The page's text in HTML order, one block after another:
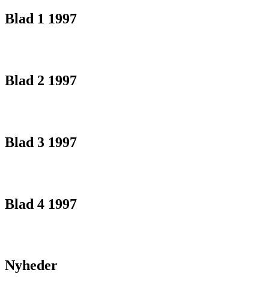
Blad 1 1997
Blad 2 1997
Blad 3 1997
Blad 4 1997
Nyheder